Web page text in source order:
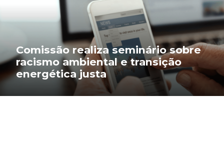
Comissão realiza seminário sobre
racismo ambiental e transição
energética justa